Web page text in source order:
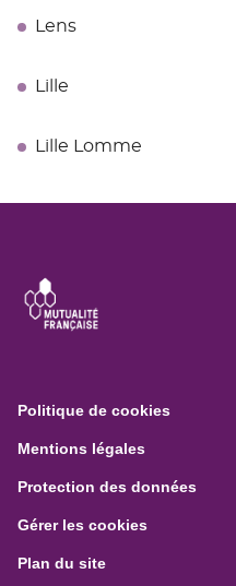
Lens
Lille
Lille Lomme
Politique de cookies(ouvre
fenêtre)
Mentions légales(ouvre
une
fenêtre)
Protection des données(ouvre
Gérer les cookies
Plan du site